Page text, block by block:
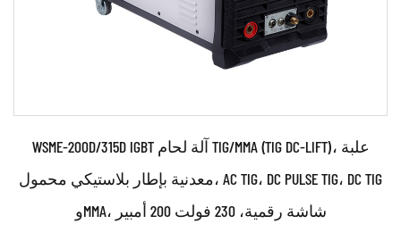
WSME-200D/315D IGBT آلة لحام TIG/MMA (TIG DC-LIFT)، علبة
معدنية بإطار بلاستيكي محمول، AC TIG، DC PULSE TIG، DC TIG
وMMA، شاشة رقمية، 230 فولت 200 أمبير